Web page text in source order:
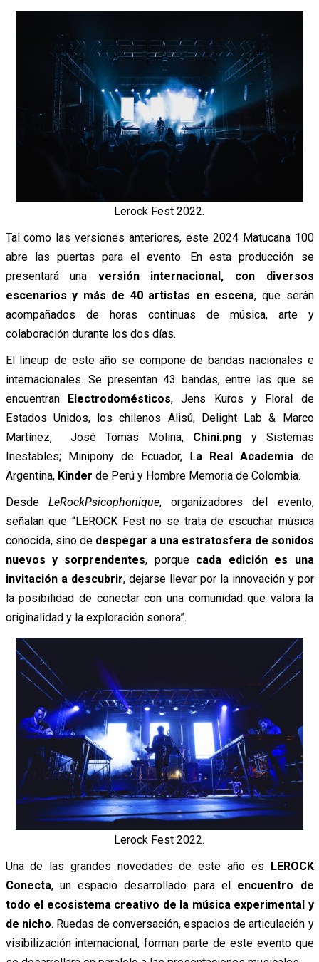
Lerock Fest 2022.
Tal como las versiones anteriores, este 2024 Matucana 100
abre las puertas para el evento. En esta producción se
presentará una versión internacional, con diversos
escenarios y más de 40 artistas en escena, que serán
acompañados de horas continuas de música, arte y
colaboración durante los dos días.
El lineup de este año se compone de bandas nacionales e
internacionales. Se presentan 43 bandas, entre las que se
encuentran
Electrodomésticos, Jens Kuros y
Floral de
Estados Unidos, los chilenos Alisú, Delight Lab & Marco
Martínez, José Tomás Molina, Chini.png y Sistemas
Inestables; Minipony de Ecuador, La Real Academia de
Argentina, Kinder de Perú y Hombre Memoria de Colombia.
Desde LeRockPsicophonique, organizadores del evento,
señalan que “LEROCK Fest no se trata de escuchar música
conocida, sino de despegar a una estratosfera de sonidos
nuevos y sorprendentes, porque cada edición es una
invitación a descubrir, dejarse llevar por la innovación y por
la posibilidad de conectar con una comunidad que valora la
originalidad y la exploración sonora”.
Lerock Fest 2022.
Una de las grandes novedades de este año es LEROCK
Conecta, un espacio desarrollado para el encuentro de
todo el ecosistema creativo de la música experimental y
de nicho. Ruedas de conversación, espacios de articulación y
visibilización internacional, forman parte de este evento que